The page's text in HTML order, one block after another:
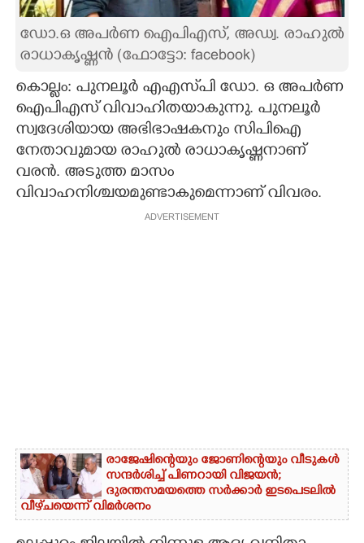
CARTOONS
CONTACT US
ഡോ.ഒ അപർണ ഐപിഎസ്, അഡ്വ. രാഹുൽ
രാധാകൃഷ്ണൻ (ഫോട്ടോ: facebook)
കൊല്ലം: പുനലൂർ എഎസ്‌പി ഡോ. ഒ അപർണ
ഐപിഎസ് വിവാഹിതയാകുന്നു. പുനലൂർ
സ്വദേശിയായ അഭിഭാഷകനും സിപിഐ
നേതാവുമായ രാഹുൽ രാധാകൃഷ്ണനാണ്
വരൻ. അടുത്ത മാസം
വിവാഹനിശ്ചയമുണ്ടാകുമെന്നാണ് വിവരം.
ADVERTISEMENT
രാജേഷിന്റെയും ജോണിന്റെയും വീടുകൾ
സന്ദർശിച്ച് പിണറായി വിജയൻ;
ദുരന്തസമയത്തെ സർക്കാർ ഇടപെടലിൽ
വീഴ്‌ചയെന്ന് വിമർശനം